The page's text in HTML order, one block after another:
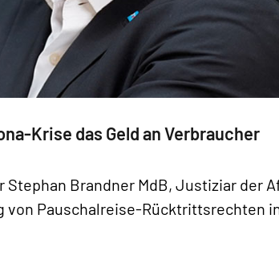
Krise das Geld an Verbraucher
Brandner MdB, Justiziar der
von Pauschalreise-Rücktrittsrechten